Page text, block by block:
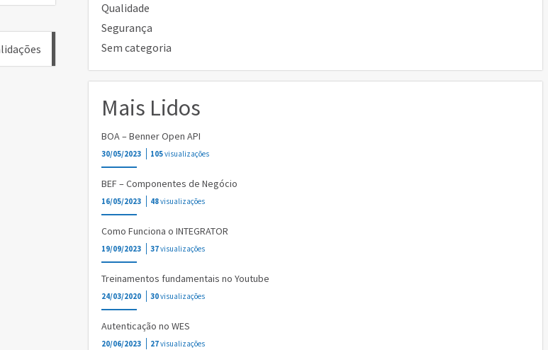
Qualidade
Segurança
Sem categoria
Mais Lidos
BOA – Benner Open API
30/05/2023 105visualizações
BEF – Componentes de Negócio
16/05/2023 48visualizações
Como Funciona o INTEGRATOR
19/09/2023 37visualizações
Treinamentos fundamentais no Youtube
24/03/2020 30visualizações
Autenticação no WES
20/06/2023 27visualizações